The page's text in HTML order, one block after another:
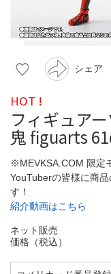
シェア
HOT !
フィギュア
鬼 figuarts
※MEVKSA.COM 限定
YouTuberの皆様に商
す！
紹介動画はこちら
ネット販売
価格（税込）